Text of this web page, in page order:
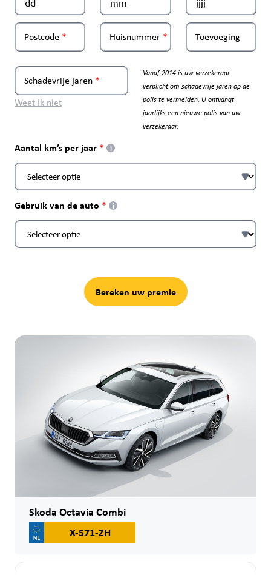
Postcode Huisnummer Toevoeging
Schadevrije jaren
Weet ik niet
Vanaf 2014 is uw verzekeraar
verplicht om schadevrije jaren op de
polis te vermelden. U ontvangt
jaarlijks een nieuwe polis van uw
verzekeraar.
Aantal km’s per jaar i
Gebruik van de auto i
Bereken uw premie
Skoda Octavia Combi
X-571-ZH